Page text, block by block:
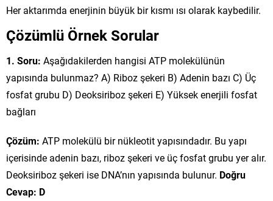
Her aktarımda enerjinin büyük bir kısmı ısı olarak kaybedilir.
Çözümlü Örnek Sorular
1. Soru: Aşağıdakilerden hangisi ATP molekülünün
yapısında bulunmaz? A) Riboz şekeri B) Adenin bazı C) Üç
fosfat grubu D) Deoksiriboz şekeri E) Yüksek enerjili fosfat
bağları
Çözüm: ATP molekülü bir nükleotit yapısındadır. Bu yapı
içerisinde adenin bazı, riboz şekeri ve üç fosfat grubu yer alır.
Deoksiriboz şekeri ise DNA’nın yapısında bulunur. Doğru
Cevap: D